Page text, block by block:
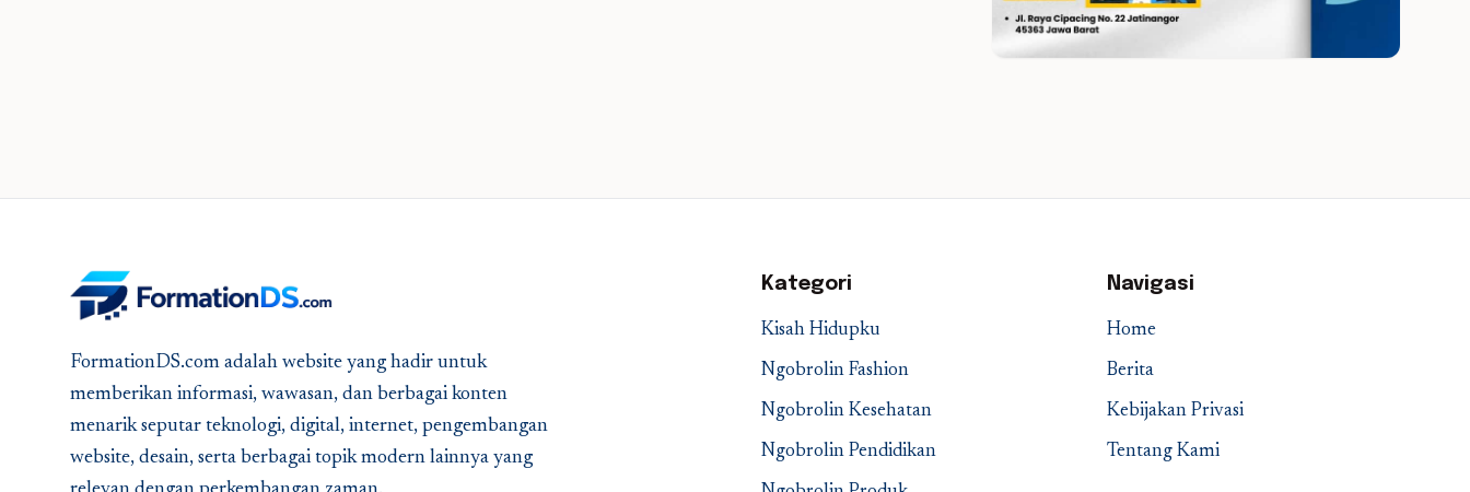
FormationDS.com adalah website yang hadir untuk
memberikan informasi, wawasan, dan berbagai konten
menarik seputar teknologi, digital, internet, pengembangan
website, desain, serta berbagai topik modern lainnya yang
Kategori
Kisah Hidupku
Ngobrolin Fashion
Ngobrolin Kesehatan
Ngobrolin Pendidikan
Navigasi
Home
Berita
Kebijakan Privasi
Tentang Kami